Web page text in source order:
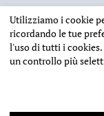
2026 -
Web design
Utilizziamo i cookie
ricordando le tue
l'uso di tutti i
un controllo più